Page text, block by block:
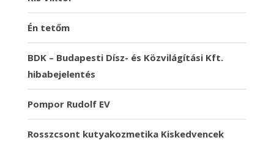
Én tetőm
BDK – Budapesti Dísz- és Közvilágítási Kft.
hibabejelentés
Pompor Rudolf EV
Rosszcsont kutyakozmetika Kiskedvencek